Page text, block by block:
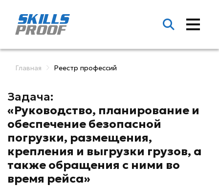
Главная Реестр профессий
Задача:
«Руководство, планирование и
обеспечение безопасной
погрузки, размещения,
крепления и выгрузки грузов, а
также обращения с ними во
время рейса»